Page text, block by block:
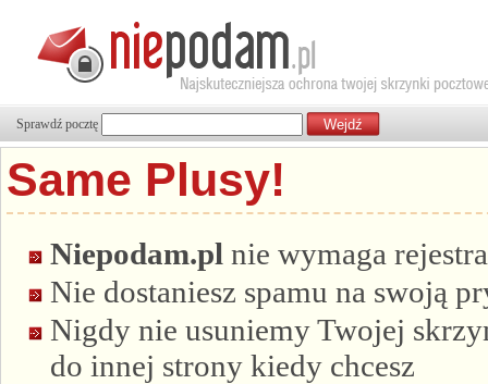
Sprawdź pocztę
Same Plusy!
Niepodam.pl nie wymaga
Nie dostaniesz spamu na swoją
Nigdy nie usuniemy Twojej
do innej strony kiedy chcesz